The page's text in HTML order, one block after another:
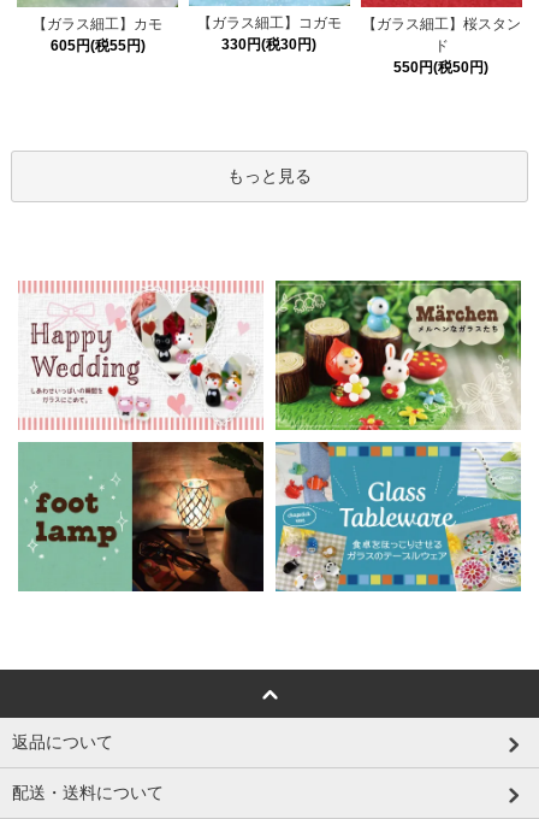
【ガラス細工】カモ
605円(税55円)
【ガラス細工】コガモ
330円(税30円)
【ガラス細工】桜スタン
ド
550円(税50円)
もっと見る
返品について
配送・送料について